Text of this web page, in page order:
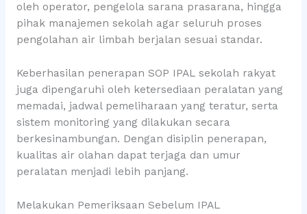
oleh operator, pengelola sarana prasarana, hingga
pihak manajemen sekolah agar seluruh proses
pengolahan air limbah berjalan sesuai standar.
Keberhasilan penerapan SOP IPAL sekolah rakyat
juga dipengaruhi oleh ketersediaan peralatan yang
memadai, jadwal pemeliharaan yang teratur, serta
sistem monitoring yang dilakukan secara
berkesinambungan. Dengan disiplin penerapan,
kualitas air olahan dapat terjaga dan umur
peralatan menjadi lebih panjang.
Melakukan Pemeriksaan Sebelum IPAL